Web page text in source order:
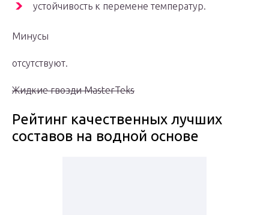
устойчивость к перемене температур.
Минусы
отсутствуют.
Жидкие гвозди MasterTeks
Рейтинг качественных лучших
составов на водной основе